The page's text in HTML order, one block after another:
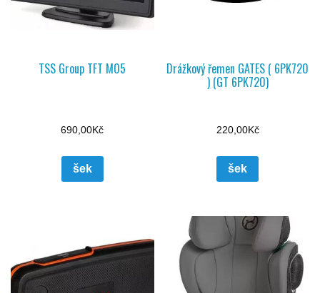
TSS Group TFT M05
690,00Kč
šek
Drážkový řemen GATES ( 6PK720
) (GT 6PK720)
220,00Kč
šek